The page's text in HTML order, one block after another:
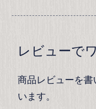
レビューで
商品レビューを
います。